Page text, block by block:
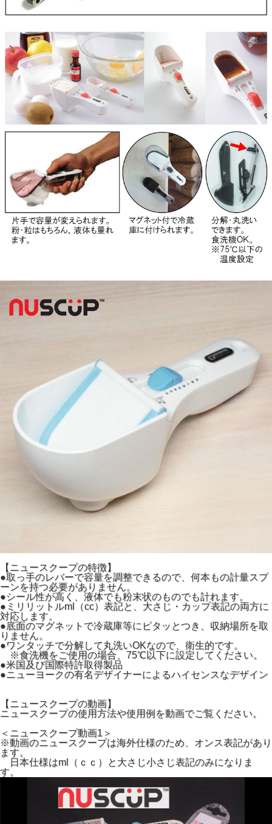
【ニュースクープの特徴】
●取っ手のレバーで容量を調整できるので、何本もの計量スプ
ーンを持つ必要がありません。
●シール性が高く、液体でも粉末状のものでも計れます。
●ミリリットルml（cc）表記と、大さじ・カップ表記の両方に
対応します。
●底面のマグネットで冷蔵庫等にピタッとつき、収納場所を取
りません。
●ワンタッチで分解して丸洗いOKなので、衛生的です。
※食洗機をご使用の場合、75℃以下に設定してください。
●米国及び国際特許取得製品
●ニューヨークの有名デザイナーによるハイセンスなデザイン
【ニュースクープの動画】
ニュースクープの使用方法や使用例を動画でご覧ください。
＜ニュースクープ動画1＞
※動画のニュースクープは海外仕様のため、オンス表記があり
ます。
日本仕様はml（ｃｃ）と大さじ小さじ表記のみになりま
す。